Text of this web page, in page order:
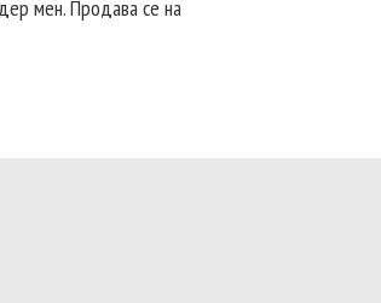
мен. Продава се на